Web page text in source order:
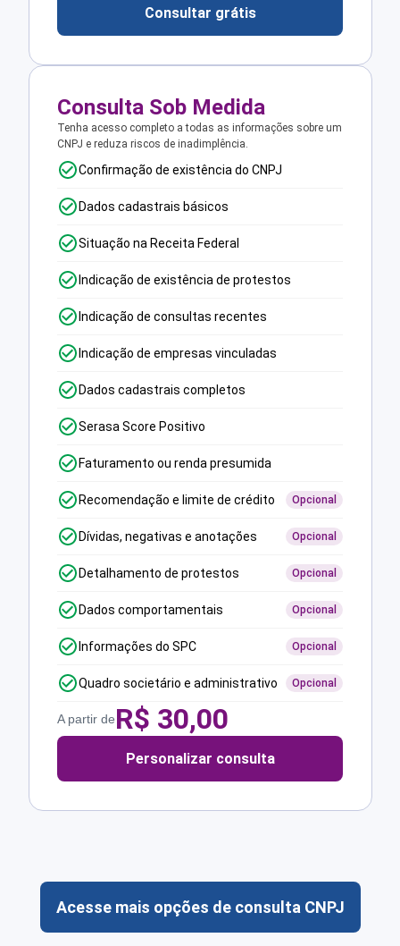
Consultar grátis
Consulta Sob Medida
Tenha acesso completo a todas as informações sobre um
CNPJ e reduza riscos de inadimplência.
Confirmação de existência do CNPJ
Dados cadastrais básicos
Situação na Receita Federal
Indicação de existência de protestos
Indicação de consultas recentes
Indicação de empresas vinculadas
Dados cadastrais completos
Serasa Score Positivo
Faturamento ou renda presumida
Recomendação e limite de crédito Opcional
Dívidas, negativas e anotações Opcional
Detalhamento de protestos Opcional
Dados comportamentais Opcional
Informações do SPC Opcional
Quadro societário e administrativo Opcional
A partir deR$ 30,00
Personalizar consulta
Acesse mais opções de consulta CNPJ